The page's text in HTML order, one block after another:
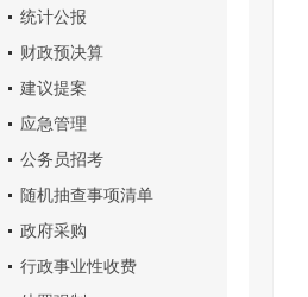
统计公报
财政预决算
建议提案
应急管理
公务员招考
随机抽查事项清单
政府采购
行政事业性收费